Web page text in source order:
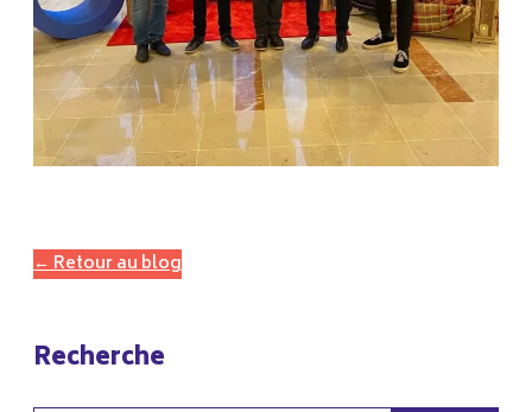
← Retour au blog
Recherche